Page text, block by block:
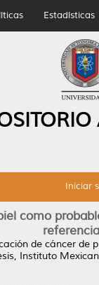
Estadísticas
Iniciar
como
de cáncer de
Instituto